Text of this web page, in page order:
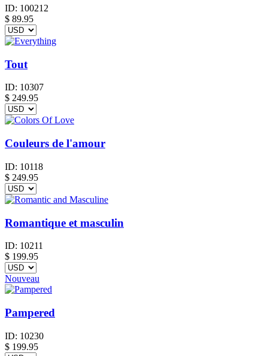
ID: 100212
$ 89.95
Tout
ID: 10307
$ 249.95
Couleurs de l'amour
ID: 10118
$ 249.95
Romantique et masculin
ID: 10211
$ 199.95
Nouveau
Pampered
ID: 10230
$ 199.95